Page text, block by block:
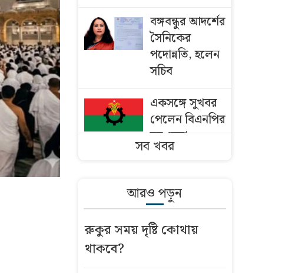
বঙ্গবন্ধুর আদর্শের
সৈনিকের
পদোন্নতি, হলেন
সচিব
একসঙ্গে সুখবর
পেলেন বিএনপির
ছয় নেতা
হাইকমিশনারের
বাসভবনে আগুন
বাংলাদেশি
সব খবর
আরও পড়ুন
রুকুর সময় দৃষ্টি কোথায়
থাকবে?